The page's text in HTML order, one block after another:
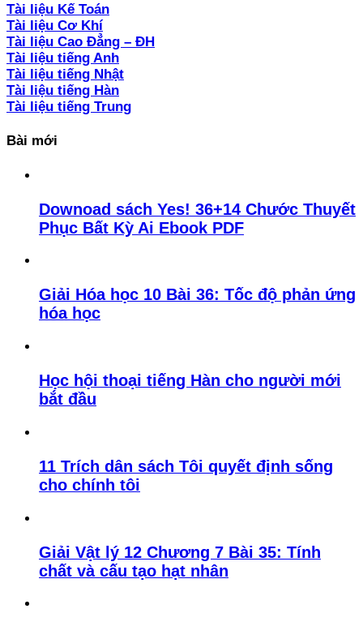
Tài liệu Kế Toán
Tài liệu Cơ Khí
Tài liệu Cao Đẳng – ĐH
Tài liệu tiếng Anh
Tài liệu tiếng Nhật
Tài liệu tiếng Hàn
Tài liệu tiếng Trung
Bài mới
Downoad sách Yes! 36+14 Chước Thuyết
Phục Bất Kỳ Ai Ebook PDF
Giải Hóa học 10 Bài 36: Tốc độ phản ứng
hóa học
Học hội thoại tiếng Hàn cho người mới
bắt đầu
11 Trích dân sách Tôi quyết định sống
cho chính tôi
Giải Vật lý 12 Chương 7 Bài 35: Tính
chất và cấu tạo hạt nhân